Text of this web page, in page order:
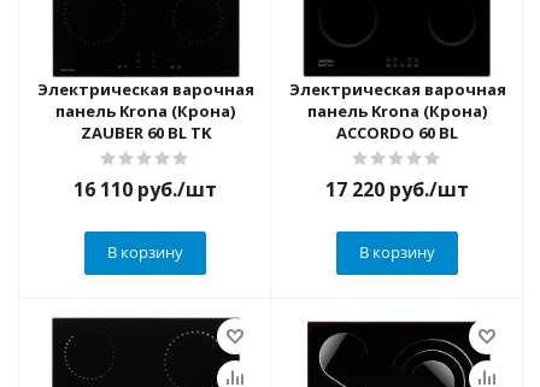
Электрическая варочная
панель Krona (Крона)
ZAUBER 60 BL TK
16 110 руб./шт
В корзину
Электрическая варочная
панель Krona (Крона)
ACCORDO 60 BL
17 220 руб./шт
В корзину